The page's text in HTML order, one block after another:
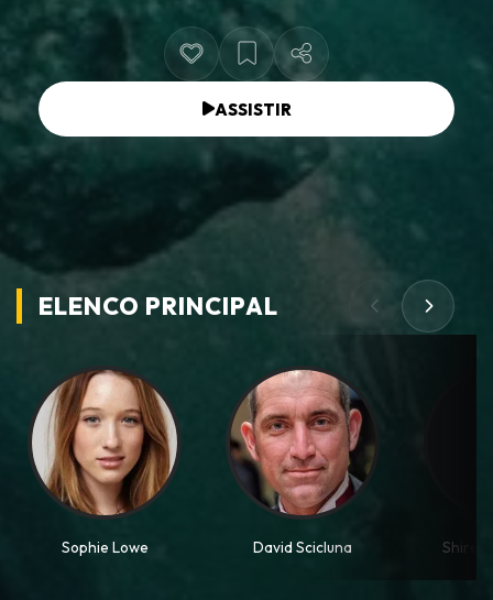
ASSISTIR
ELENCO PRINCIPAL
Sophie Lowe David Scicluna Shire